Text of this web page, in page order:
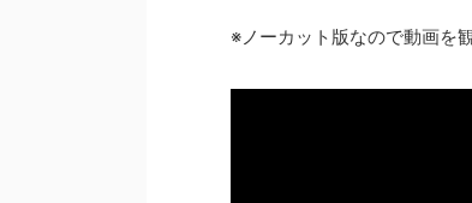
※ノーカット版なので動画を